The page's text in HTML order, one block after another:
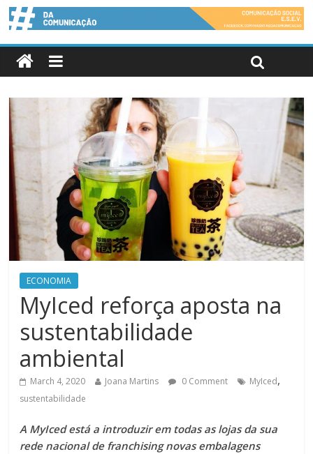
ECONOMIA
MyIced reforça aposta na
sustentabilidade
ambiental
March 4, 2020 Joana Martins 0 Comment MyIced,
sustentabilidade
A MyIced está a introduzir em todas as lojas da sua
rede nacional de franchising novas embalagens